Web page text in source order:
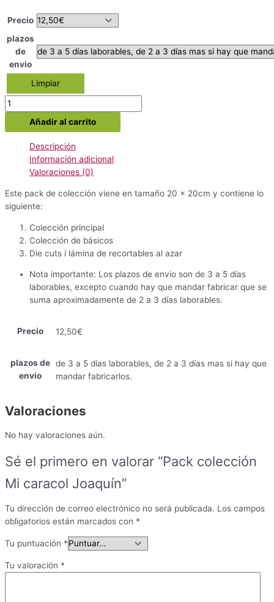
Precio
plazos
de
envio
Limpiar
Pack
colección
Joaquín
cantidad
Añadir al carrito
Descripción
Información adicional
Valoraciones (0)
Este pack de colección viene en tamaño 20 x 20cm y contiene lo
siguiente:
Colección principal
Colección de básicos
Die cuts í lámina de recortables al azar
Nota importante: Los plazos de envio son de 3 a 5 días
laborables, excepto cuando hay que mandar fabricar que se
suma aproximadamente de 2 a 3 días laborables.
Precio 12,50€
plazos de
envio
de 3 a 5 días laborables, de 2 a 3 días mas si hay que
mandar fabricarlos.
Valoraciones
No hay valoraciones aún.
Sé el primero en valorar “Pack colección
Mi caracol Joaquín”
Tu dirección de correo electrónico no será publicada. Los campos
obligatorios están marcados con *
Tu puntuación *
Tu valoración *